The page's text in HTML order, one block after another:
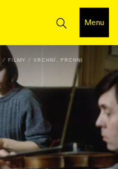
Menu
FILMY VRCHNÍ, PRCHNI